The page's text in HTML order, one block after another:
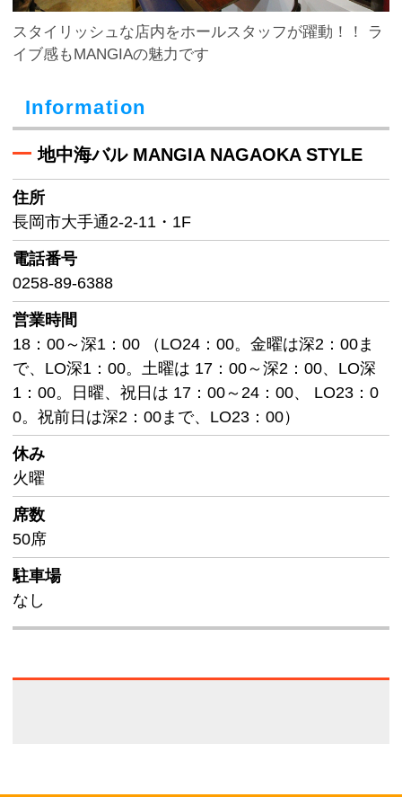
スタイリッシュな店内をホールスタッフが躍動！！ ラ
イブ感もMANGIAの魅力です
Information
地中海バル MANGIA NAGAOKA STYLE
住所
長岡市大手通2-2-11・1F
電話番号
0258-89-6388
営業時間
18：00～深1：00 （LO24：00。金曜は深2：00ま
で、LO深1：00。土曜は 17：00～深2：00、LO深
1：00。日曜、祝日は 17：00～24：00、 LO23：0
0。祝前日は深2：00まで、LO23：00）
休み
火曜
席数
50席
駐車場
なし